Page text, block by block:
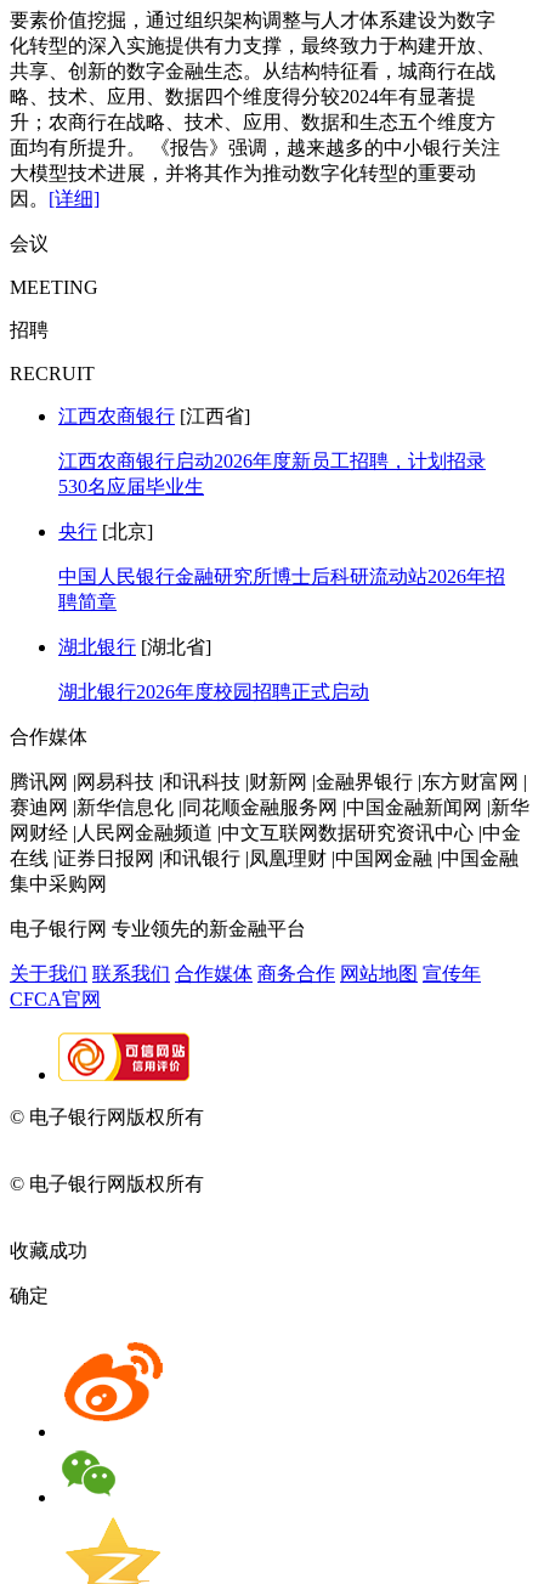
要素价值挖掘，通过组织架构调整与人才体系建设为数字
化转型的深入实施提供有力支撑，最终致力于构建开放、
共享、创新的数字金融生态。从结构特征看，城商行在战
略、技术、应用、数据四个维度得分较2024年有显著提
升；农商行在战略、技术、应用、数据和生态五个维度方
面均有所提升。 《报告》强调，越来越多的中小银行关注
大模型技术进展，并将其作为推动数字化转型的重要动
因。 [详细]
会议
MEETING
招聘
RECRUIT
江西农商银行 [江西省]
江西农商银行启动2026年度新员工招聘，计划招录
530名应届毕业生
央行 [北京]
中国人民银行金融研究所博士后科研流动站2026年招
聘简章
湖北银行 [湖北省]
湖北银行2026年度校园招聘正式启动
合作媒体
腾讯网 |网易科技 |和讯科技 |财新网 |金融界银行 |东方财富网 |
赛迪网 |新华信息化 |同花顺金融服务网 |中国金融新闻网 |新华
网财经 |人民网金融频道 |中文互联网数据研究资讯中心 |中金
在线 |证券日报网 |和讯银行 |凤凰理财 |中国网金融 |中国金融
集中采购网
电子银行网 专业领先的新金融平台
关于我们 联系我们 合作媒体 商务合作 网站地图 宣传年
CFCA官网
© 电子银行网版权所有
© 电子银行网版权所有
收藏成功
确定